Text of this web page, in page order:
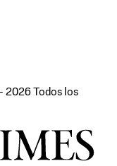
2026 Todos los